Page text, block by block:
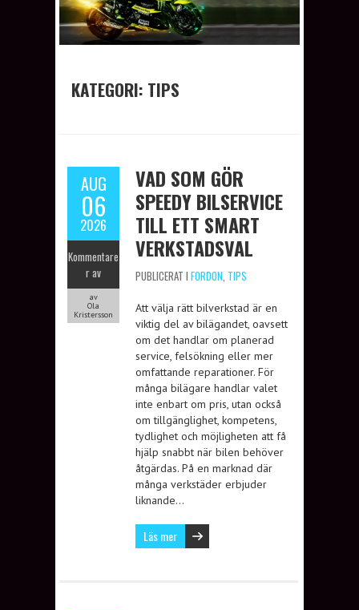
KATEGORI: TIPS
AUG
06
2026
Kommentare
r av
av
Ola
Kristersson
VAD SOM GÖR
SPEEDY BILSERVICE
TILL ETT SMART
VERKSTADSVAL
PUBLICERAT I FORDON TIPS
Att välja rätt bilverkstad är en
viktig del av bilägandet, oavsett
om det handlar om planerad
service, felsökning eller mer
omfattande reparationer. För
många bilägare handlar valet
inte enbart om pris, utan också
om tillgänglighet, kompetens,
tydlighet och möjligheten att få
hjälp snabbt när bilen behöver
åtgärdas. På en marknad där
många verkstäder erbjuder
liknande…
Läs mer